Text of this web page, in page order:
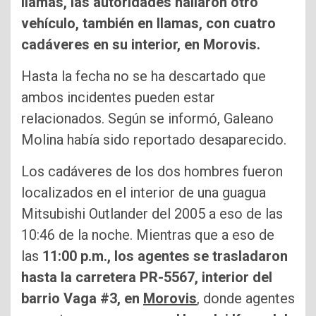
vehículo, también en llamas, con cuatro
cadáveres en su interior, en Morovis.
Hasta la fecha no se ha descartado que
ambos incidentes pueden estar
relacionados. Según se informó, Galeano
Molina había sido reportado desaparecido.
Los cadáveres de los dos hombres fueron
localizados en el interior de una guagua
Mitsubishi Outlander del 2005 a eso de las
10:46 de la noche. Mientras que a eso de
las 11:00 p.m., los agentes se trasladaron
hasta la carretera PR-5567, interior del
barrio Vaga #3, en Morovis, donde agentes